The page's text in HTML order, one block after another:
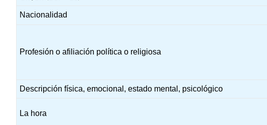
Nacionalidad
Profesión o afiliación política o religiosa
Descripción física, emocional, estado mental, psicológico
La hora